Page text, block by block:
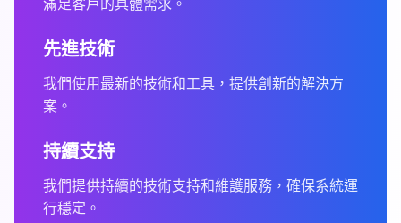
先進技術
我們使用最新的技術和工具，提供創新的解決方
案。
持續支持
我們提供持續的技術支持和維護服務，確保系統運
行穩定。